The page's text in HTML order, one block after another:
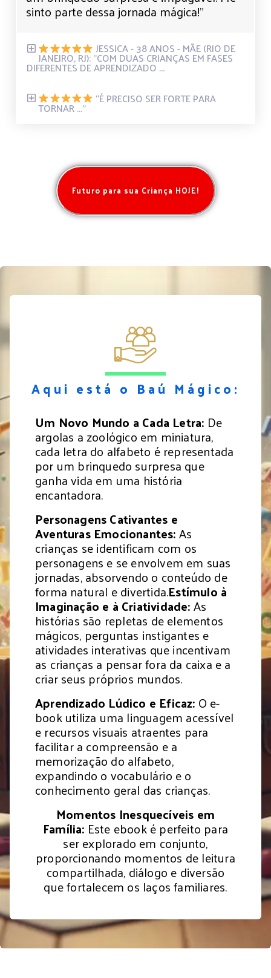
sinto parte dessa jornada mágica!”
JESSICA - 38 ANOS - MÃE (RIO DE
JANEIRO, RJ): "COM DUAS CRIANÇAS EM FASES
DIFERENTES DE APRENDIZADO ...
“É PRECISO SER FORTE PARA
TORNAR ..."
Futuro para sua Criança HOJE!
Aqui está o Baú Mágico:
Um Novo Mundo a Cada Letra: De
argolas a zoológico em miniatura,
cada letra do alfabeto é representada
por um brinquedo surpresa que
ganha vida em uma história
encantadora.
Personagens Cativantes e
Aventuras Emocionantes:As
crianças se identificam com os
personagens e se envolvem em suas
jornadas, absorvendo o conteúdo de
forma natural e divertida.Estímulo à
Imaginação e à Criatividade:As
histórias são repletas de elementos
mágicos, perguntas instigantes e
atividades interativas que incentivam
as crianças a pensar fora da caixa e a
criar seus próprios mundos.
Aprendizado Lúdico e Eficaz:O e-
book utiliza uma linguagem acessível
e recursos visuais atraentes para
facilitar a compreensão e a
memorização do alfabeto,
expandindo o vocabulário e o
conhecimento geral das crianças.
Momentos Inesquecíveis em
Família: Este ebook é perfeito para
ser explorado em conjunto,
proporcionando momentos de leitura
compartilhada, diálogo e diversão
que fortalecem os laços familiares.